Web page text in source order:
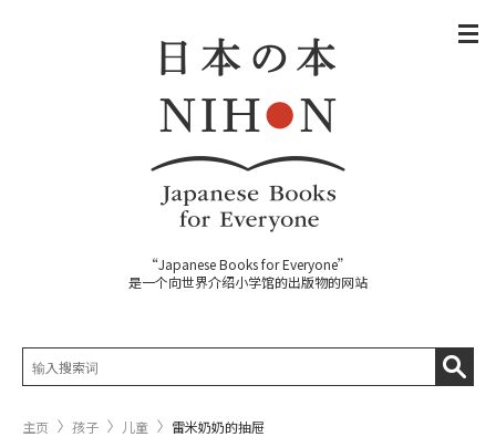
“Japanese Books for Everyone”
是一个向世界介绍小学馆的出版物的网站
主页 孩子 儿童 雷米奶奶的抽屉